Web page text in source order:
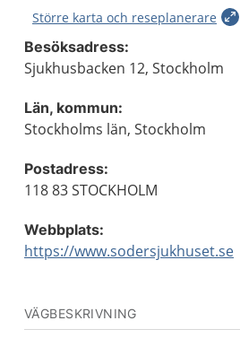
Större karta och reseplanerare
Besöksadress:
Sjukhusbacken 12, Stockholm
Län, kommun:
Stockholms län, Stockholm
Postadress:
118 83 STOCKHOLM
Webbplats:
https://www.sodersjukhuset.se
VÄGBESKRIVNING